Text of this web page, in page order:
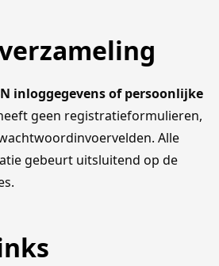
inloggegevens of persoonlijke
geen registratieformulieren,
Alle
gebeurt uitsluitend op de